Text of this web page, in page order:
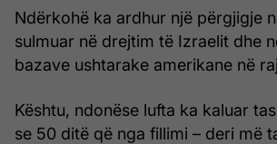
Ndërkohë ka ardhur një përgjigje
sulmuar në drejtim të Izraelit dhe
bazave ushtarake amerikane në
Kështu, ndonëse lufta ka kaluar
se 50 ditë që nga fillimi – deri më